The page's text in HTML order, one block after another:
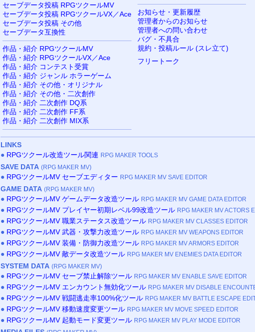
セーブデータ投稿 RPGツクールMV
セーブデータ投稿 RPGツクールVX／Ace
セーブデータ投稿 その他
セーブデータ互換性
作品・紹介 RPGツクールMV
作品・紹介 RPGツクールVX／Ace
作品・紹介 コンテスト受賞
作品・紹介 ジャンル ホラーゲーム
作品・紹介 その他・オリジナル
作品・紹介 その他・二次創作
作品・紹介 二次創作 DQ系
作品・紹介 二次創作 FF系
作品・紹介 二次創作 MIX系
お知らせ・更新履歴
管理者からのお知らせ
管理者への問い合わせ
バグ・不具合
規約・投稿ルール (スレ立て)
フリートーク
LINKS
● RPGツクール改造ツール関連 RPG MAKER TOOLS
SAVE DATA (RPG MAKER MV)
● RPGツクールMV セーブエディター RPG MAKER MV SAVE EDITOR
GAME DATA (RPG MAKER MV)
● RPGツクールMV ゲームデータ改造ツール RPG MAKER MV GAME DATA EDITOR
● RPGツクールMV プレイヤー初期レベル99改造ツール RPG MAKER MV ACTORS
● RPGツクールMV 職業ステータス改造ツール RPG MAKER MV CLASSES EDITOR
● RPGツクールMV 武器・攻撃力改造ツール RPG MAKER MV WEAPONS EDITOR
● RPGツクールMV 装備・防御力改造ツール RPG MAKER MV ARMORS EDITOR
● RPGツクールMV 敵データ改造ツール RPG MAKER MV ENEMIES DATA EDITOR
SYSTEM DATA (RPG MAKER MV)
● RPGツクールMV セーブ禁止解除ツール RPG MAKER MV ENABLE SAVE EDITOR
● RPGツクールMV エンカウント無効化ツール RPG MAKER MV DISABLE
● RPGツクールMV 戦闘逃走率100%化ツール RPG MAKER MV BATTLE ESCAPE
● RPGツクールMV 移動速度変更ツール RPG MAKER MV MOVE SPEED EDITOR
● RPGツクールMV 起動モード変更ツール RPG MAKER MV PLAY MODE EDITOR